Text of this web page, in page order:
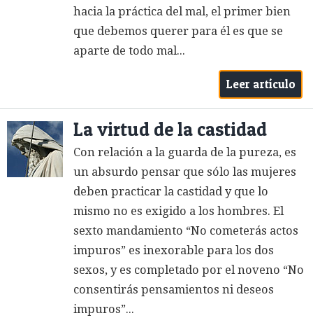
hacia la práctica del mal, el primer bien
que debemos querer para él es que se
aparte de todo mal...
Leer artículo
La virtud de la castidad
Con relación a la guarda de la pureza, es
un absurdo pensar que sólo las mujeres
deben practicar la castidad y que lo
mismo no es exigido a los hombres. El
sexto mandamiento “No cometerás actos
impuros” es inexorable para los dos
sexos, y es completado por el noveno “No
consentirás pensamientos ni deseos
impuros”...